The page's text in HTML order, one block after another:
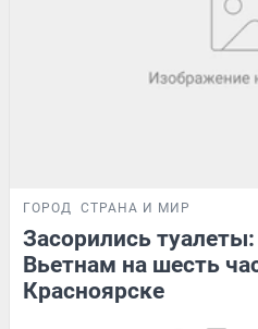
ГОРОД СТРАНА И МИР
Засорились
Вьетнам на шесть
Красноярске